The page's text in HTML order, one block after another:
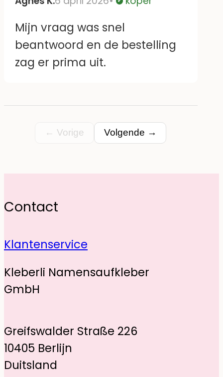
Geverifieerd
Mijn vraag was snel
beantwoord en de bestelling
zag er prima uit.
← Vorige Volgende →
Contact
Klantenservice
Kleberli Namensaufkleber
GmbH
Greifswalder Straße 226
10405 Berlijn
Duitsland